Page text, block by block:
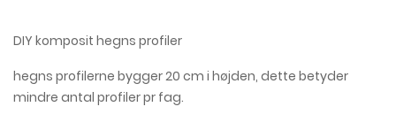
DIY komposit hegns profiler
hegns profilerne bygger 20 cm i højden, dette betyder
mindre antal profiler pr fag.